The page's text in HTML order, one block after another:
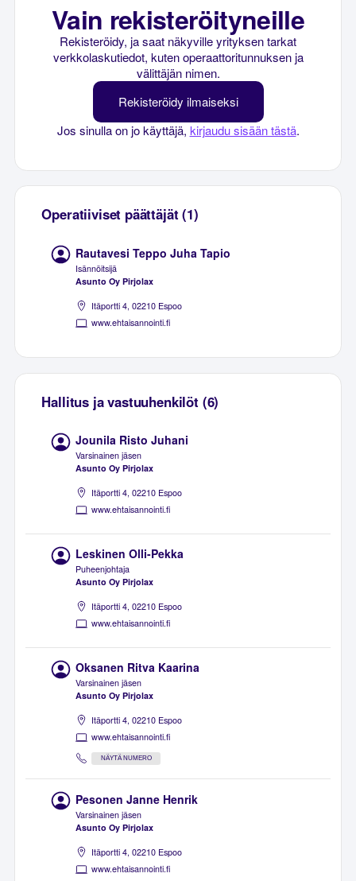
Vain rekisteröityneille
Rekisteröidy, ja saat näkyville yrityksen tarkat
verkkolaskutiedot, kuten operaattoritunnuksen ja
välittäjän nimen.
Rekisteröidy ilmaiseksi
Jos sinulla on jo käyttäjä, kirjaudu sisään tästä.
Operatiiviset päättäjät (1)
Rautavesi Teppo Juha Tapio
Isännöitsijä
Asunto Oy Pirjolax
Itäportti 4, 02210 Espoo
www.ehtaisannointi.fi
Hallitus ja vastuuhenkilöt (6)
Jounila Risto Juhani
Varsinainen jäsen
Asunto Oy Pirjolax
Itäportti 4, 02210 Espoo
www.ehtaisannointi.fi
Leskinen Olli-Pekka
Puheenjohtaja
Asunto Oy Pirjolax
Itäportti 4, 02210 Espoo
www.ehtaisannointi.fi
Oksanen Ritva Kaarina
Varsinainen jäsen
Asunto Oy Pirjolax
Itäportti 4, 02210 Espoo
www.ehtaisannointi.fi
NÄYTÄ NUMERO
Pesonen Janne Henrik
Varsinainen jäsen
Asunto Oy Pirjolax
Itäportti 4, 02210 Espoo
www.ehtaisannointi.fi